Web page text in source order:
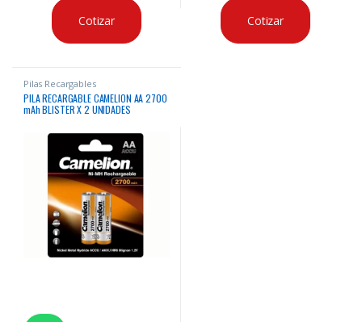
Cotizar Cotizar
Pilas Recargables
PILA RECARGABLE CAMELION AA 2700
mAh BLISTER X 2 UNIDADES